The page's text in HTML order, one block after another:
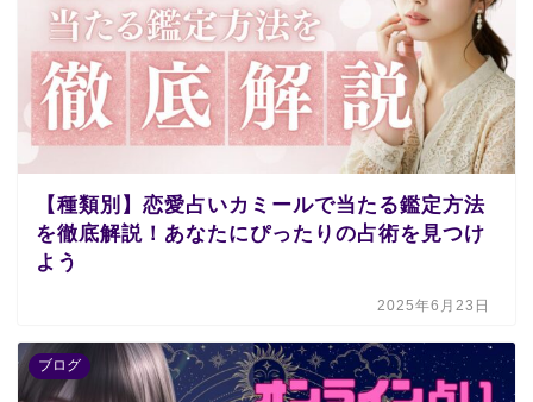
【種類別】恋愛占いカミールで当たる鑑定方法
を徹底解説！あなたにぴったりの占術を見つけ
よう
2025年6月23日
ブログ